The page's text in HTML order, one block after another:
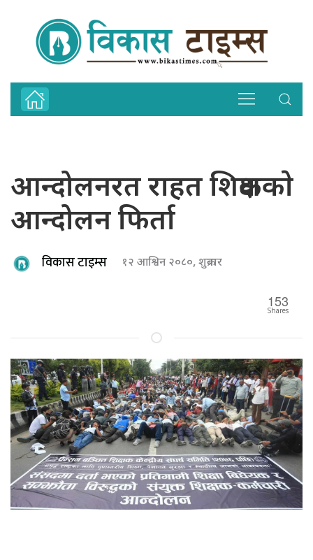
आन्दोलनरत राहत शिक्षककाे
आन्दोलन फिर्ता
विकास टाइम्स १२ आश्विन २०८०, शुक्रबार
153
Shares